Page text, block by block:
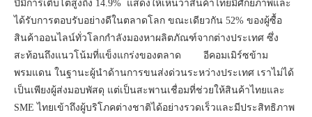
ปีมีการเติบโตสูงถึง 14.9% แสดงให้เห็นว่าสินค้าไทยมีศักยภาพและ
ได้รับการตอบรับอย่างดีในตลาดโลก ขณะเดียวกัน 52% ของผู้ซื้อ
สินค้าออนไลน์ทั่วโลกกำลังมองหาผลิตภัณฑ์จากต่างประเทศ ซึ่ง
สะท้อนถึงแนวโน้มที่แข็งแกร่งของตลาด อีคอมเมิร์ซข้าม
พรมแดน ในฐานะผู้นำด้านการขนส่งด่วนระหว่างประเทศ เราไม่ได้
เป็นเพียงผู้ส่งมอบพัสดุ แต่เป็นสะพานเชื่อมที่ช่วยให้สินค้าไทยและ
SME ไทยเข้าถึงผู้บริโภคต่างชาติได้อย่างรวดเร็วและมีประสิทธิภาพ